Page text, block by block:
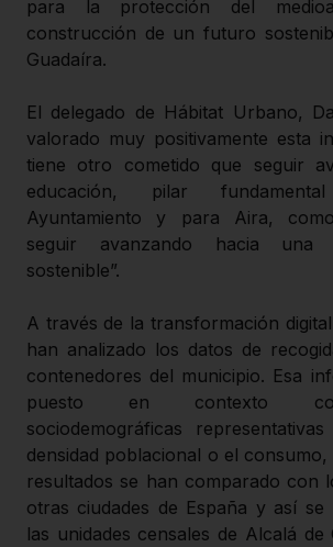
para la protección del
construcción de un futuro
Guadaíra.
El delegado de Hábitat Urbano,
valorado muy positivamente esta
tiene otro cometido que seguir
educación, pilar
Ayuntamiento y para Aira,
seguir avanzando hacia una
sostenible”.
A través de la transformación
han analizado los datos de
contenedores del municipio. Esa
puesto en contexto
sociodemográficas
densidad poblacional o el
resultados se han comparado con
otras ciudades de España y así se
las unidades censales de Alcalá de